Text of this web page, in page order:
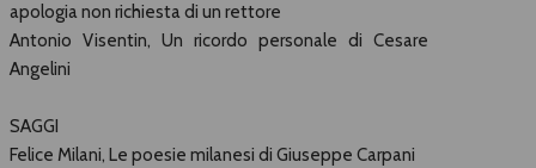
apologia non richiesta di un rettore
Antonio Visentin, Un ricordo personale di Cesare
Angelini
SAGGI
Felice Milani, Le poesie milanesi di Giuseppe Carpani